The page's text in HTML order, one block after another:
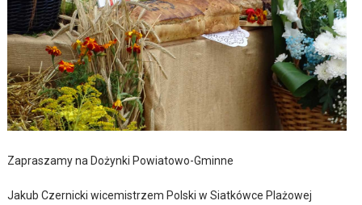
Zapraszamy na Dożynki Powiatowo-Gminne
Jakub Czernicki wicemistrzem Polski w Siatkówce Plażowej